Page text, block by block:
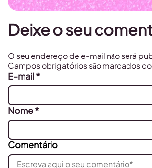
Deixe o seu
O seu endereço de e-mail não será
Campos obrigatórios são marcados
E-mail*
Nome*
Comentário